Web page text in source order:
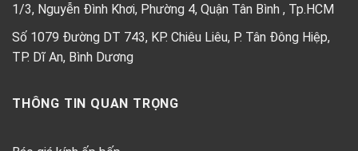
1/3, Nguyễn Đình Khơi, Phường 4, Quận Tân Bình , Tp.HCM
Số 1079 Đường DT 743, KP. Chiêu Liêu, P. Tân Đông Hiệp,
TP. Dĩ An, Bình Dương
THÔNG TIN QUAN TRỌNG